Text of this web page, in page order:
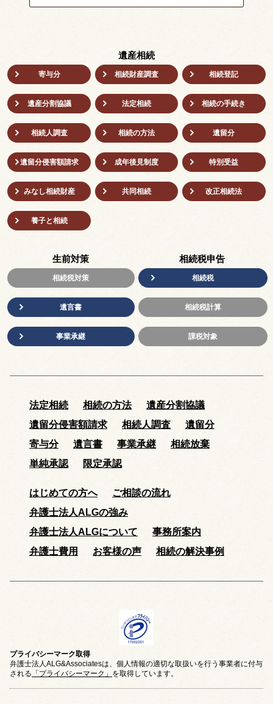
遺産相続
寄与分 相続財産調査 相続登記
遺産分割協議 法定相続 相続の⼿続き
相続人調査 相続の方法 遺留分
遺留分侵害額請求 成年後⾒制度 特別受益
みなし相続財産 共同相続 改正相続法
養子と相続
生前対策
相続税対策
遺言書
事業承継
相続税申告
相続税
相続税計算
課税対象
法定相続 相続の方法
遺産分割協議
遺留分侵害額請求
相続人調査
遺留分
寄与分
遺言書 事業承継
相続放棄
単純承認
限定承認
はじめての方へ
ご相談の流れ
弁護士法人ALGの強み
弁護士法人ALGについて
事務所案内
弁護士費用
お客様の声 相続の解決事例
プライバシーマーク取得
弁護士法人ALG&Associatesは、個人情報の適切な取扱いを行う事業者に付与
される 「プライバシーマーク」 を取得しています。